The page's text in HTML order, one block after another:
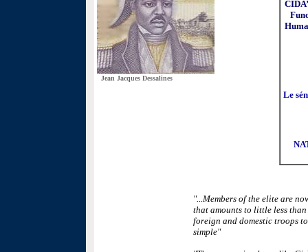
Le
Jean Jacques Dessalines
"...Members of the elite are
that amounts to little less
foreign and domestic troops
simple"